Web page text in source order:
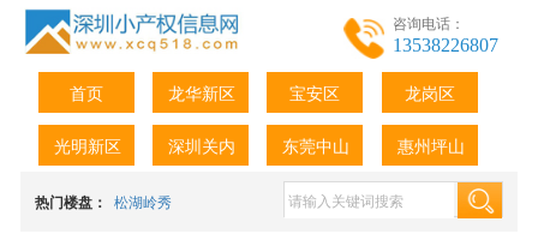
咨询电话：
13538226807
首页 龙华新区 宝安区 龙岗区
光明新区 深圳关内 东莞中山 惠州坪山
热门楼盘： 松湖岭秀